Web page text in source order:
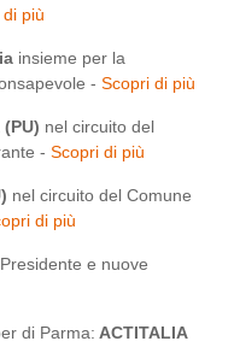
più
insieme per la
- Scopri di più
nel circuito del
- Scopri di più
nel circuito del Comune
di più
e nuove
di Parma: ACTITALIA